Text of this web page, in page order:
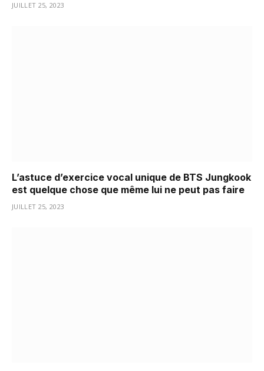
JUILLET 25, 2023
L’astuce d’exercice vocal unique de BTS Jungkook
est quelque chose que même lui ne peut pas faire
JUILLET 25, 2023